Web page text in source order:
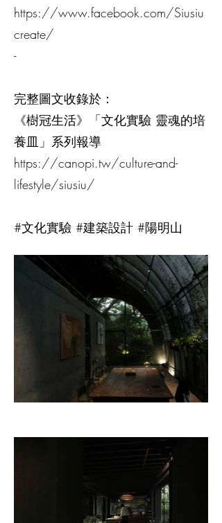
https://www.facebook.com/Siusiu
create/
-
完整圖文收錄於：
《樹冠生活》「文化實驗 靈魂的培
養皿」系列報導
https://canopi.tw/culture-and-
lifestyle/siusiu/
#文化實驗 #建築設計 #陽明山